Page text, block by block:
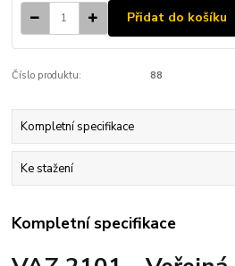
Přidat do košíku
Číslo produktu: 88
Kompletní specifikace
Ke stažení
Kompletní specifikace